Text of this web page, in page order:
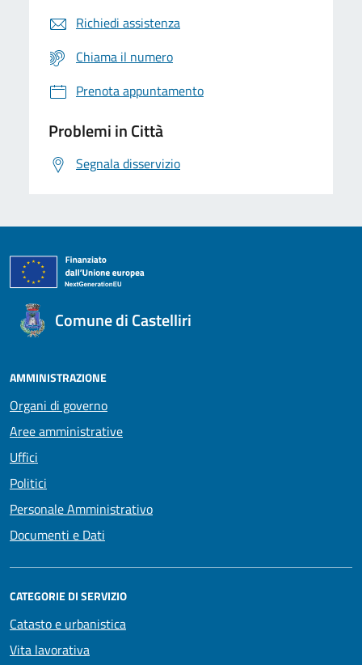
Richiedi assistenza
Chiama il numero
Prenota appuntamento
Problemi in Città
Segnala disservizio
Comune di Castelliri
AMMINISTRAZIONE
Organi di governo
Aree amministrative
Uffici
Politici
Personale Amministrativo
Documenti e Dati
CATEGORIE DI SERVIZIO
Catasto e urbanistica
Vita lavorativa